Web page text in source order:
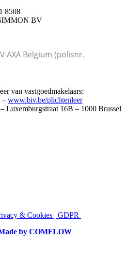
8508
BV
AXA Belgium (polisnr.
van vastgoedmakelaars:
– www.biv.be/plichtenleer
Luxemburgstraat 16B – 1000 Brussel
& Cookies | GDPR
by COMFLOW